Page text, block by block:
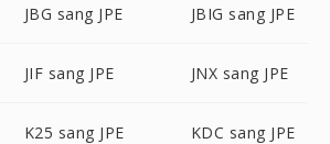
JBG sang JPE JBIG sang JPE
JIF sang JPE JNX sang JPE
K25 sang JPE KDC sang JPE